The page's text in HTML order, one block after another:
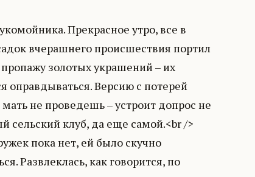
Прекрасное утро, все в
вчерашнего происшествия портил
золотых украшений – их
оправдываться. Версию с потерей
не проведешь – устроит допрос не
сельский клуб, да еще самой.<br />
пока нет, ей было скучно
Развлеклась, как говорится, по